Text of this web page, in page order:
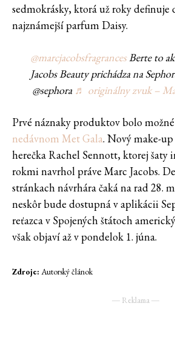
sedmokrásky, ktorá už roky definuje
najznámejší parfum Daisy.
@marcjacobsfragrancesBerte to
Jacobs Beauty prichádza na
@sephora ♬ originálny zvuk –
Prvé náznaky produktov bolo
nedávnom Met Gala. Nový make-
herečka Rachel Sennott, ktorej šaty
rokmi navrhol práve Marc Jacobs.
stránkach návrhára čaká na rad 28.
neskôr bude dostupná v aplikácii
reťazca v Spojených štátoch
však objaví až v pondelok 1. júna.
Zdroje: Autorský článok
― Reklama ―